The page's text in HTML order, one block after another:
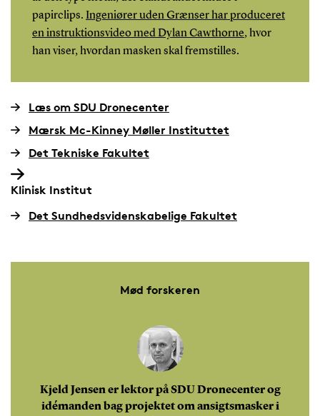
papirclips. Ingeniører uden Grænser har produceret
en instruktionsvideo med Dylan Cawthorne, hvor
han viser, hvordan masken skal fremstilles.
Læs om SDU Dronecenter
Mærsk Mc-Kinney Møller Instituttet
Det Tekniske Fakultet
Klinisk Institut
Det Sundhedsvidenskabelige Fakultet
Mød forskeren
Kjeld Jensen er lektor på SDU Dronecenter og
idémanden bag projektet om ansigtsmasker i